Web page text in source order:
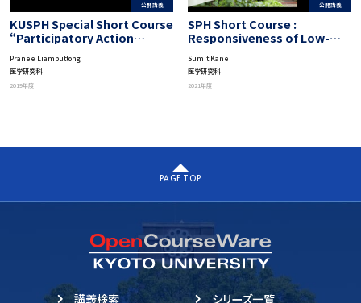
公開講義
KUSPH Special Short Course
“Participatory Action
and Methods of PAR
Pranee Liamputtong
医学研究科
2019年度
公開講義
SPH Short Course :
Responsiveness of Low-
Health Systems
Sumit Kane
医学研究科
2021年度
PAGE TOP
講義検索 シリーズ一覧